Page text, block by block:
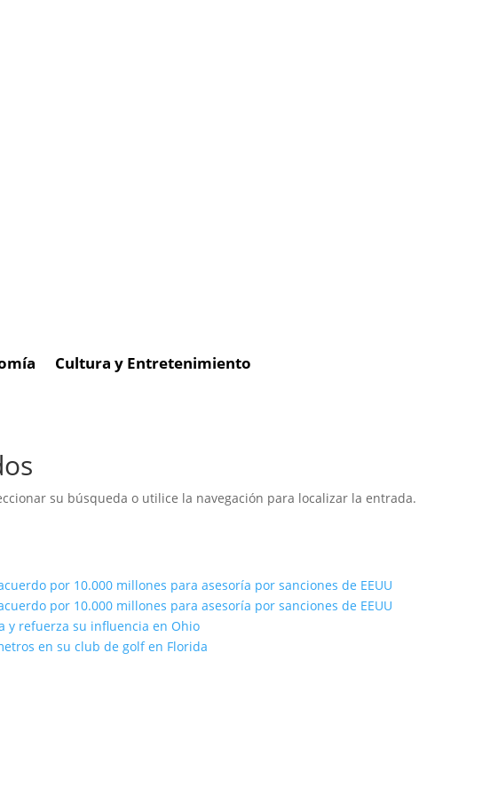
Cultura y Entretenimiento
su búsqueda o utilice la navegación para localizar la entrada.
por 10.000 millones para asesoría por sanciones de EEUU
por 10.000 millones para asesoría por sanciones de EEUU
y refuerza su influencia en Ohio
en su club de golf en Florida